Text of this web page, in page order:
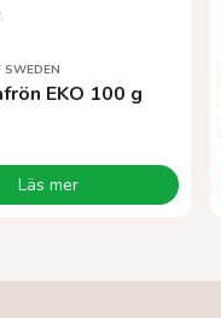
SWEDEN
EKO 100 g
Läs mer